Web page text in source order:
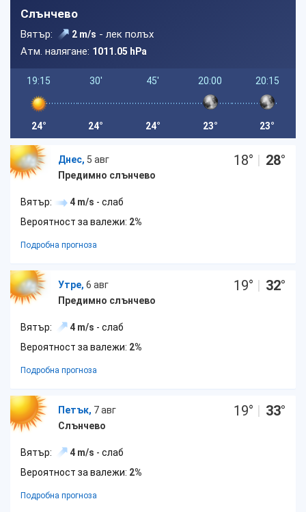
Слънчево
Вятър: 2 m/s - лек полъх
Атм. налягане: 1011.05 hPa
19:15
24°
30'
24°
45'
24°
20:00
23°
20:15
23°
Днес, 5 авг
Предимно слънчево
18° | 28°
Вятър: 4 m/s - слаб
Вероятност за валежи: 2%
Подробна прогноза
Утре, 6 авг
Предимно слънчево
19° | 32°
Вятър: 4 m/s - слаб
Вероятност за валежи: 2%
Подробна прогноза
Петък, 7 авг
Слънчево
19° | 33°
Вятър: 4 m/s - слаб
Вероятност за валежи: 2%
Подробна прогноза